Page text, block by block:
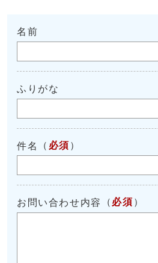
名前
ふりがな
件名 （ 必須 ）
お問い合わせ内容 （ 必須 ）